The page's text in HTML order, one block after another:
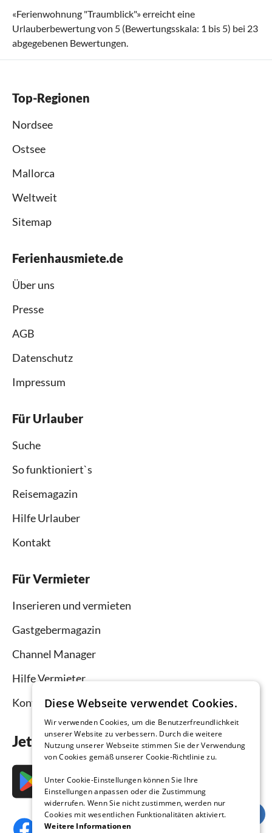
«Ferienwohnung "Traumblick"» erreicht eine
Urlauberbewertung von 5 (Bewertungsskala: 1 bis 5) bei 23
abgegebenen Bewertungen.
Top-Regionen
Nordsee
Ostsee
Mallorca
Weltweit
Sitemap
Ferienhausmiete.de
Über uns
Presse
AGB
Datenschutz
Impressum
Für Urlauber
Suche
So funktioniert`s
Reisemagazin
Hilfe Urlauber
Kontakt
Für Vermieter
Inserieren und vermieten
Gastgebermagazin
Channel Manager
Hilfe Vermieter
Kontakt
Jetzt die App downloaden
Diese Webseite verwendet Cookies.
Wir verwenden Cookies, um die Benutzerfreundlichkeit
unserer Website zu verbessern. Durch die weitere
Nutzung unserer Webseite stimmen Sie der Verwendung
von Cookies gemäß unserer Cookie-Richtlinie zu.
Unter Cookie-Einstellungen können Sie Ihre
Einstellungen anpassen oder die Zustimmung
widerrufen. Wenn Sie nicht zustimmen, werden nur
Cookies mit wesentlichen Funktionalitäten aktiviert.
Weitere Informationen